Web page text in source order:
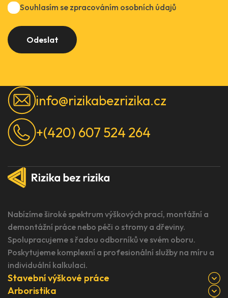
Souhlasím se zpracováním osobních údajů
info@rizikabezrizika.cz
+(420) 607 524 264
Nabízíme široké spektrum výškových prací, montážní a
demontážní práce nebo péči o stromy a dřeviny.
Spolupracujeme s řadou odborníků ve svém oboru.
Poskytujeme komplexní a profesionální služby na míru a
individuální kalkulaci.
Stavební výškové práce
Arboristika